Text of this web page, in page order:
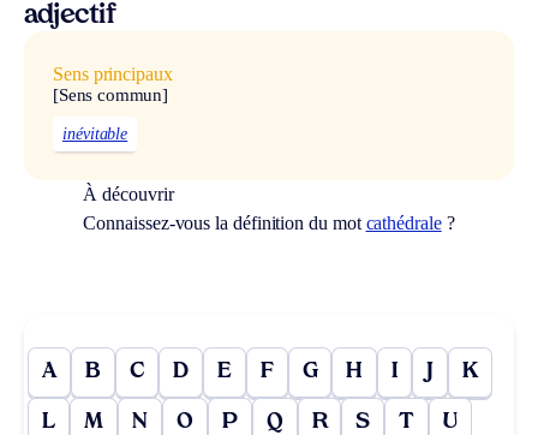
adjectif
Sens principaux
[Sens commun]
inévitable
À découvrir
Connaissez-vous la définition du mot cathédrale?
A B C D E F G H I J K
L M N O P Q R S T U